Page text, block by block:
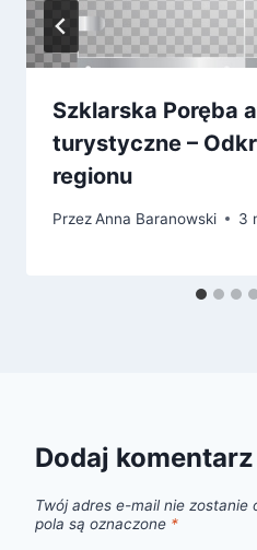
Szklarska Poręba
turystyczne –
regionu
PrzezAnna Baranowski 3
Dodaj komentarz
Twój adres e-mail nie zostanie
pola są oznaczone *